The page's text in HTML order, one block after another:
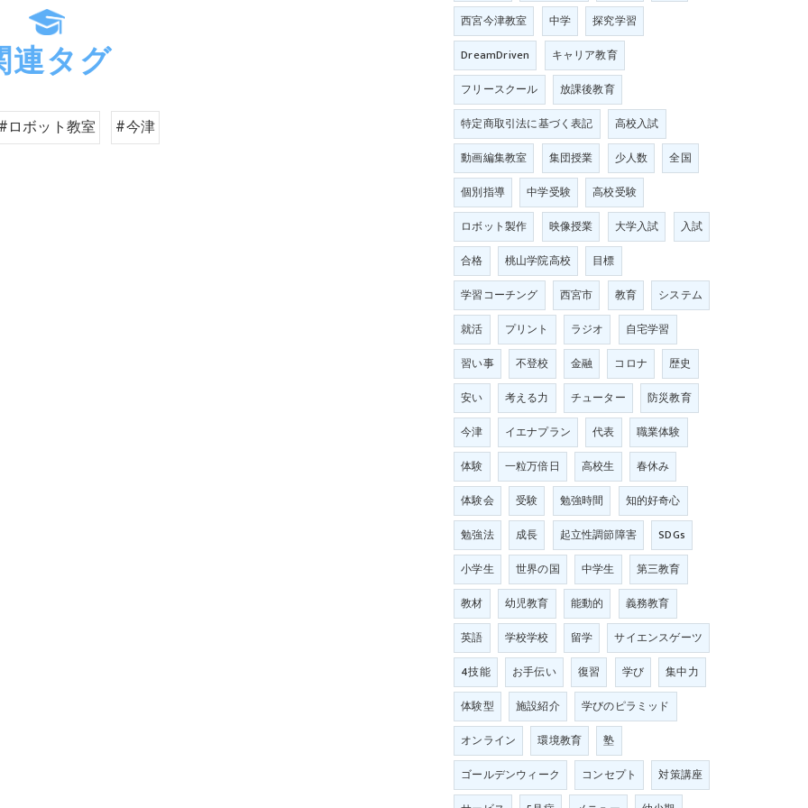
連タグ
ロボット教室 #今津
西宮今津教室 中学
探究学習
DreamDriven
キャリア教育
フリースクール
放課後教育
特定商取引法に基づく表記
高校入試
動画編集教室
集団授業 少人数
全国
個別指導
中学受験
高校受験
ロボット製作
映像授業 大学入試
入試
合格
桃山学院高校
目標
学習コーチング
西宮市 教育
システム
就活
プリント ラジオ
自宅学習
習い事
不登校 金融 コロナ
歴史
安い
考える力 チューター
防災教育
今津
イエナプラン 代表
職業体験
体験
一粒万倍日 高校生
春休み
体験会
受験 勉強時間
知的好奇心
勉強法
成長 起立性調節障害
SDGs
小学生
世界の国 中学生
第三教育
教材
幼児教育 能動的
義務教育
英語
学校学校 留学
サイエンスゲーツ
4技能
お手伝い 復習 学び
集中力
体験型
施設紹介
学びのピラミッド
オンライン
環境教育
塾
ゴールデンウィーク
コンセプト
対策講座